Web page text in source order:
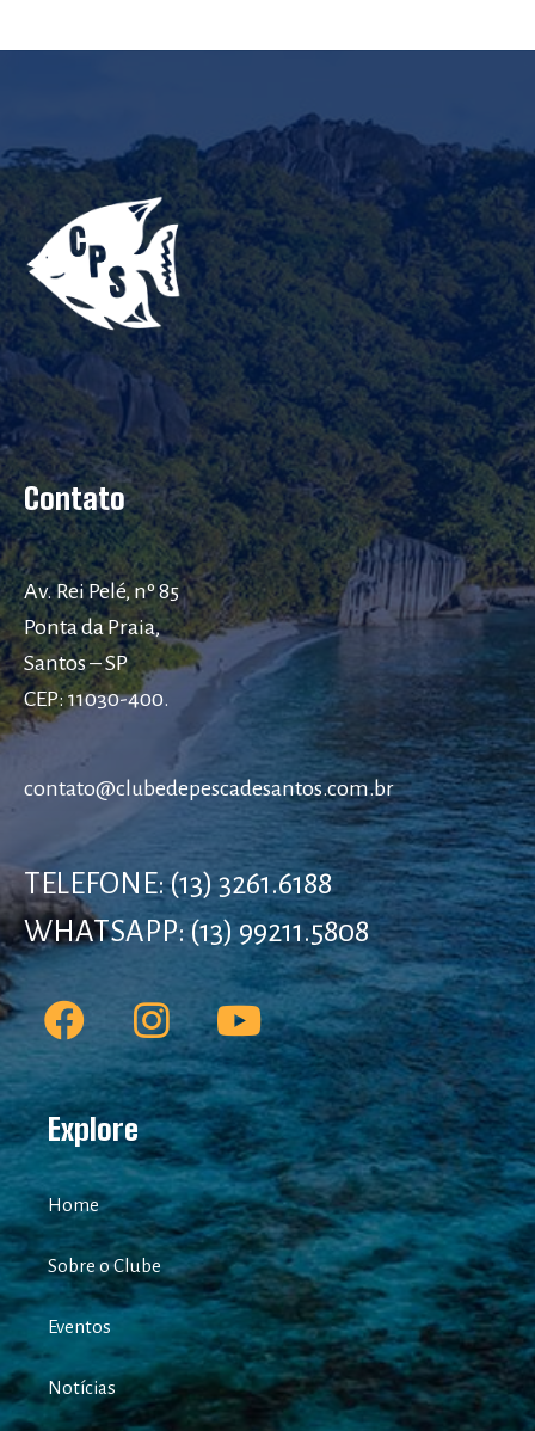
Contato
Av. Rei Pelé, nº 85
Ponta da Praia,
Santos – SP
CEP: 11030-400.
contato@clubedepescadesantos.com.br
TELEFONE: (13) 3261.6188
WHATSAPP: (13) 99211.5808
Explore
Home
Sobre o Clube
Eventos
Notícias